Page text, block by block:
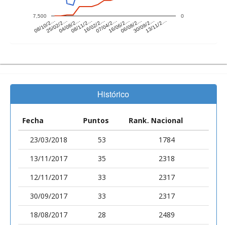
08/10/2…25/02/2…04/08/2…08/11/2…16/02/2…07/04/2…16/06/2…06/08/2…30/09/2…13/11/2…
7,500 0
Histórico
Fecha Puntos
Rank. Nacional
23/03/2018
53
1784
13/11/2017
35
2318
12/11/2017
33
2317
30/09/2017
33
2317
18/08/2017
28
2489